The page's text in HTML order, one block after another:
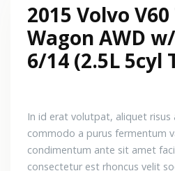
2015 Volvo
Wagon AWD
6/14 (2.5L 5cyl
In id erat volutpat, aliquet risus
commodo a purus fermentum
condimentum ante sit amet
consectetur est rhoncus velit